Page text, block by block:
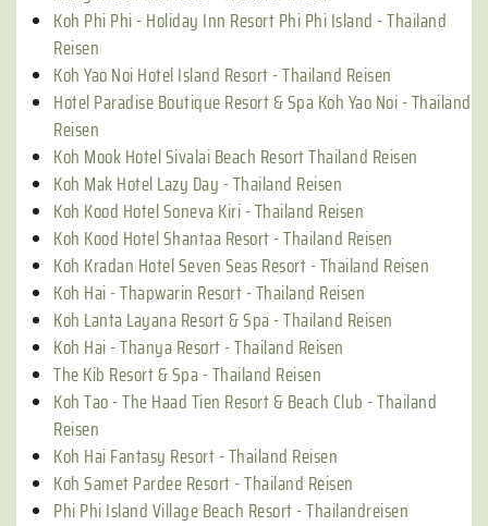
Koh Phi Phi - Holiday Inn Resort Phi Phi Island - Thailand
Reisen
Koh Yao Noi Hotel Island Resort - Thailand Reisen
Hotel Paradise Boutique Resort & Spa Koh Yao Noi - Thailand
Reisen
Koh Mook Hotel Sivalai Beach Resort Thailand Reisen
Koh Mak Hotel Lazy Day - Thailand Reisen
Koh Kood Hotel Soneva Kiri - Thailand Reisen
Koh Kood Hotel Shantaa Resort - Thailand Reisen
Koh Kradan Hotel Seven Seas Resort - Thailand Reisen
Koh Hai - Thapwarin Resort - Thailand Reisen
Koh Lanta Layana Resort & Spa - Thailand Reisen
Koh Hai - Thanya Resort - Thailand Reisen
The Kib Resort & Spa - Thailand Reisen
Koh Tao - The Haad Tien Resort & Beach Club - Thailand
Reisen
Koh Hai Fantasy Resort - Thailand Reisen
Koh Samet Pardee Resort - Thailand Reisen
Phi Phi Island Village Beach Resort - Thailandreisen